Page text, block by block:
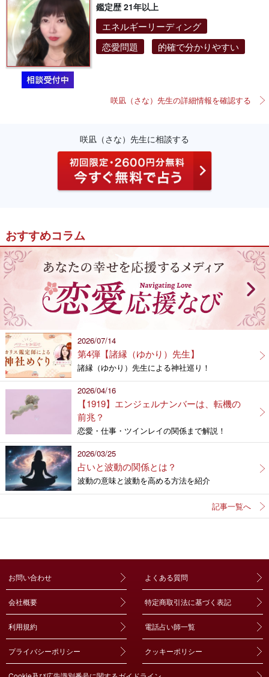
鑑定歴 21年以上
エネルギーリーディング
恋愛問題
的確で分かりやすい
咲凪（さな）先生の詳細情報を確認する
咲凪（さな）先生に相談する
おすすめコラム
2026/07/14
第4弾【諸縁（ゆかり）先生】
諸縁（ゆかり）先生による神社巡り！
2026/04/16
【1919】エンジェルナンバーは、転機の
前兆？
恋愛・仕事・ツインレイの関係まで解説！
2026/03/25
占いと波動の関係とは？
波動の意味と波動を高める方法を紹介
記事一覧へ
お問い合わせ よくある質問
会社概要 特定商取引法に基づく表記
利用規約 電話占い師一覧
プライバシーポリシー クッキーポリシー